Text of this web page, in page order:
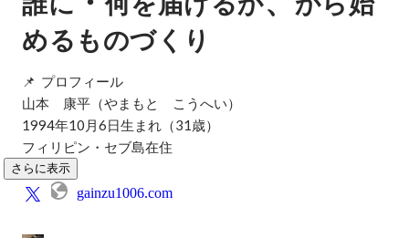
めるものづくり
📌  プロフィール
山本　康平（やまもと　こうへい）
1994年10月6日生まれ（31歳）
フィリピン・セブ島在住
さらに表示
gainzu1006.com